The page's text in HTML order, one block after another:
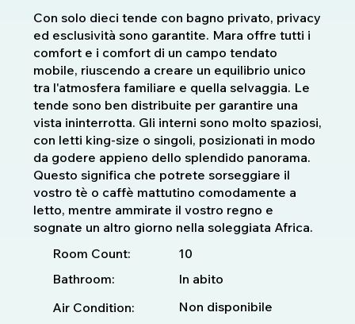
Con solo dieci tende con bagno privato, privacy
ed esclusività sono garantite. Mara offre tutti i
comfort e i comfort di un campo tendato
mobile, riuscendo a creare un equilibrio unico
tra l'atmosfera familiare e quella selvaggia. Le
tende sono ben distribuite per garantire una
vista ininterrotta. Gli interni sono molto spaziosi,
con letti king-size o singoli, posizionati in modo
da godere appieno dello splendido panorama.
Questo significa che potrete sorseggiare il
vostro tè o caffè mattutino comodamente a
letto, mentre ammirate il vostro regno e
sognate un altro giorno nella soleggiata Africa.
Room Count:
10
Bathroom:
In abito
Air Condition:
Non disponibile